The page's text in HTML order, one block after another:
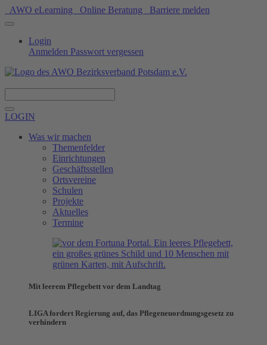
AWO eLearning Online Beratung Barriere melden
Login
Anmelden Passwort vergessen
LOGIN
Was wir machen
Themenfelder
Einrichtungen
Geschäftsstellen
Ortsvereine
Schulen
Projekte
Aktuelles
Termine
Mit leerem Pflegebett vor dem Landtag
LIGA fordert Regierung auf, das Pflegeneuordnungsgesetz zu
verhindern